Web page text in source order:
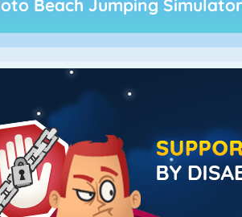
Moto Beach Jumping Simulator